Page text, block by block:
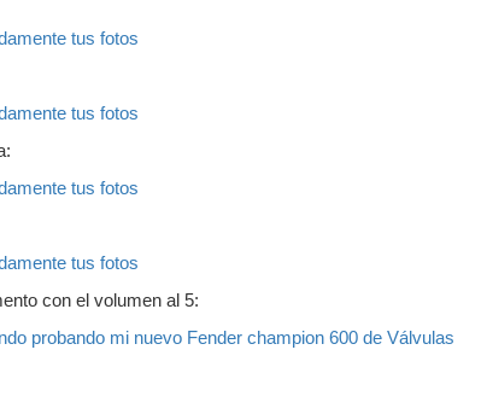
tus fotos
tus fotos
tus fotos
tus fotos
con el volumen al 5:
probando mi nuevo Fender champion 600 de Válvulas